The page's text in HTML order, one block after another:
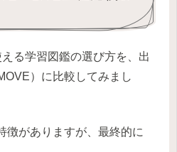
る学習図鑑の選び方を、出
）に比較してみまし
徴がありますが、最終的に